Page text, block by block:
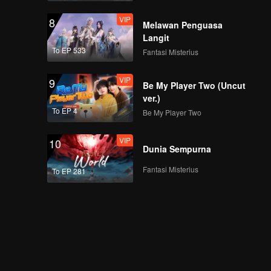
8
To EP 533
VIP
Melawan Penguasa
Langit
Fantasi Misterius
9
To EP 4
VIP
Be My Player Two (Uncut
ver.)
Be My Player Two
10
To EP 281
VIP
Dunia Sempurna
Fantasi Misterius